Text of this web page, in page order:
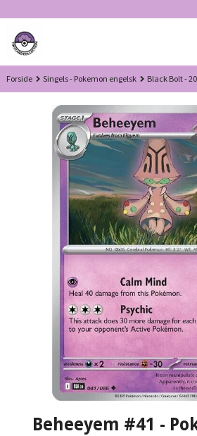
til
innholdet
Forside Singels - Pokemon engelsk Black Bolt -
Beheeyem #41 -